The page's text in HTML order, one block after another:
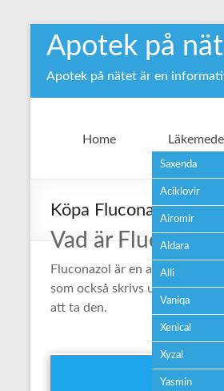
innehåll
Apotek på
Apotek på nätet är en
Home Läkemedel
Saxenda
Aciklovir
Airomir
Aldara
Alli
Vaniqa
Xenical
Xyzal
Yasmin
Köpa Fluconazol
Vad är
Fluconazol är en antimykotisk
som också skrivs ut för längre
att ta den.